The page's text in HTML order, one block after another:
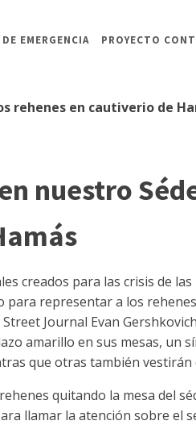
EMERGENCIA PROYECTO
rehenes en cautiverio de
nuestro
creados para las crisis de
para representar a los
Journal Evan
amarillo en sus mesas, un
que otras también vestirán
quitando la mesa del
llamar la atención sobre el